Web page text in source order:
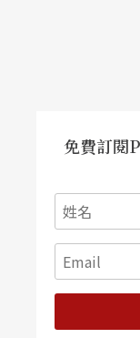
免費訂閱